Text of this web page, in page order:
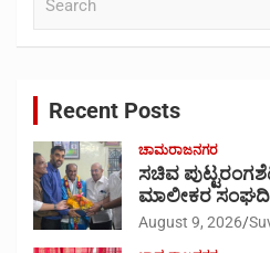
Recent Posts
ಚಾಮರಾಜನಗರ
ಸಚಿವ
ಮಾಲೀಕರ
August 9, 2026